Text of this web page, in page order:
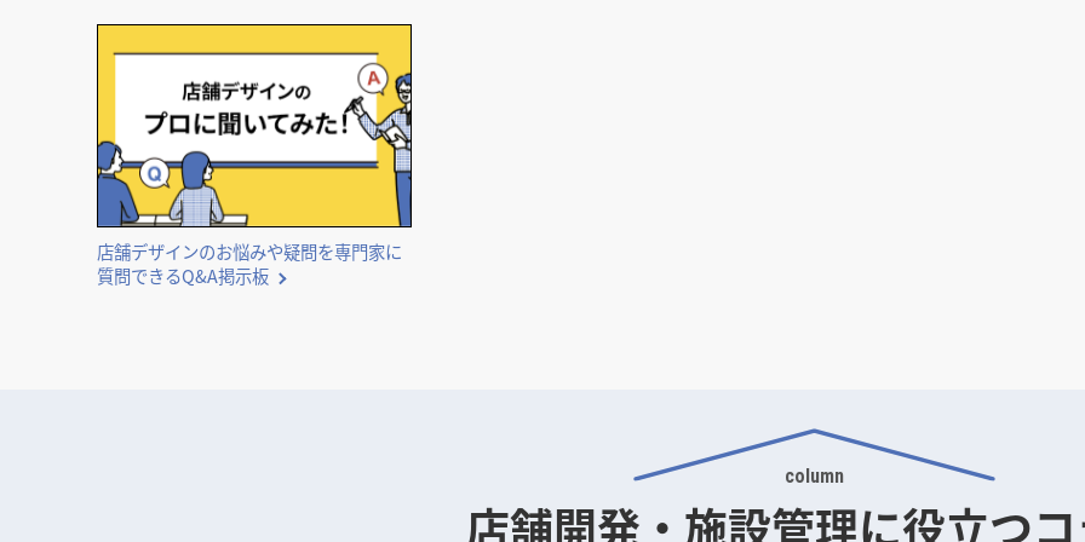
店舗デザインのお悩みや疑問を専門家に
質問できるQ&A掲示板
column
店舗開発・施設管理に役立つ